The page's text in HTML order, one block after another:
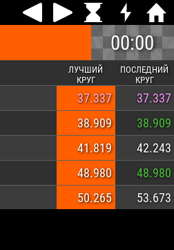
00:00
ЛУЧШИЙ
КРУГ
ПОСЛЕДНИЙ
КРУГ
37.337
37.337
38.909
38.909
41.819
42.243
48.980
48.980
50.265 53.673